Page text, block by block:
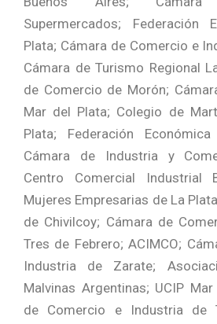
Supermercados; Federación
Plata; Cámara de Comercio e
Cámara de Turismo Regional
de Comercio de Morón;
Mar del Plata; Colegio de
Plata; Federación
Cámara de Industria y
Centro Comercial Industrial
Mujeres Empresarias de La
de Chivilcoy; Cámara de
Tres de Febrero; ACIMCO;
Industria de Zarate;
Malvinas Argentinas; UCIP
de Comercio e Industria de